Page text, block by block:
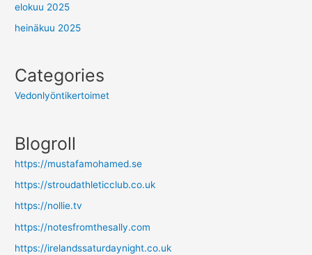
elokuu 2025
heinäkuu 2025
Categories
Vedonlyöntikertoimet
Blogroll
https://mustafamohamed.se
https://stroudathleticclub.co.uk
https://nollie.tv
https://notesfromthesally.com
https://irelandssaturdaynight.co.uk